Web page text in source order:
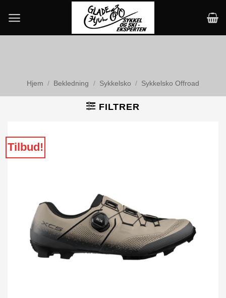
content
Hjem / Bekledning / Sykkelsko / Sykkelsko Offroad
FILTRER
Tilbud!